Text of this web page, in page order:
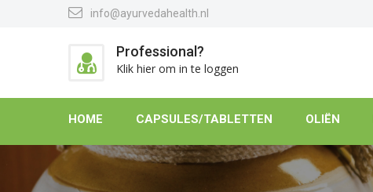
info@ayurvedahealth.nl
Professional?
Klik hier om in te loggen
HOME CAPSULES/TABLETTEN OLIËN